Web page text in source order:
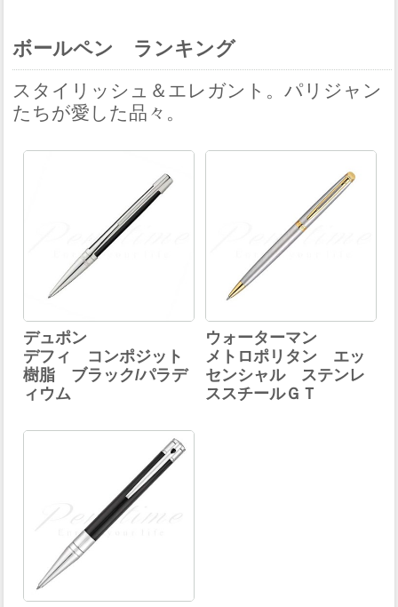
ボールペン ランキング
スタイリッシュ＆エレガント。パリジャン
たちが愛した品々。
デュポン
デフィ コンポジット
樹脂 ブラック/パラデ
ィウム
ウォーターマン
メトロポリタン エッ
センシャル ステンレ
ススチールＧＴ